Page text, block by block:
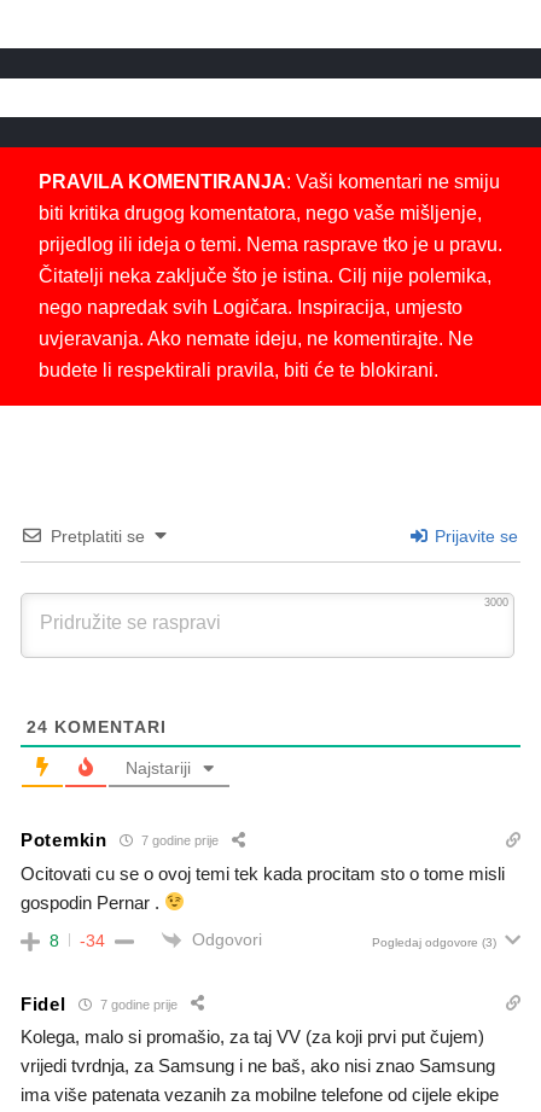
PRAVILA KOMENTIRANJA: Vaši komentari ne smiju
biti kritika drugog komentatora, nego vaše mišljenje,
prijedlog ili ideja o temi. Nema rasprave tko je u pravu.
Čitatelji neka zaključe što je istina. Cilj nije polemika,
nego napredak svih Logičara. Inspiracija, umjesto
uvjeravanja. Ako nemate ideju, ne komentirajte. Ne
budete li respektirali pravila, biti će te blokirani.
Pretplatiti se Prijavite se
3000
24 KOMENTARI
Najstariji
Potemkin 7 godine prije
Ocitovati cu se o ovoj temi tek kada procitam sto o tome misli
gospodin Pernar .
8 -34 Odgovori Pogledaj odgovore (3)
Fidel 7 godine prije
Kolega, malo si promašio, za taj VV (za koji prvi put čujem)
vrijedi tvrdnja, za Samsung i ne baš, ako nisi znao Samsung
ima više patenata vezanih za mobilne telefone od cijele ekipe